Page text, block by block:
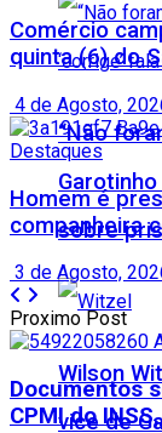
“Não
Garotinho
sobre
Wilson
vice de
Comércio
quinta (6) do
4 de Agosto,
Destaques
Homem é
companheira
3 de Agosto,
Proximo Post
Documentos
CPMI do